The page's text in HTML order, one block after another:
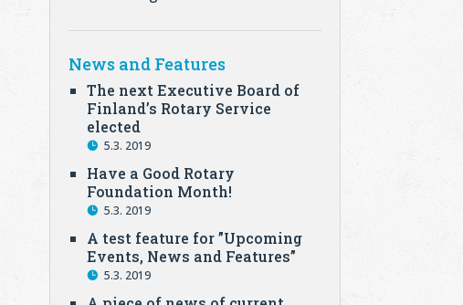
News and Features
The next Executive Board of
Finland’s Rotary Service
elected
5.3. 2019
Have a Good Rotary
Foundation Month!
5.3. 2019
A test feature for ”Upcoming
Events, News and Features”
5.3. 2019